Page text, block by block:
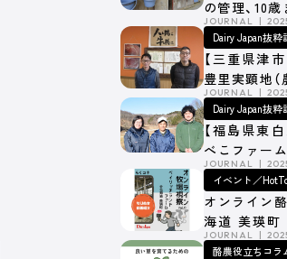
の管理、10
JOURNAL
Dairy Japan抜粋
【三重県津
豊里実顕地（
細かな寒冷・
JOURNAL
Dairy Japan抜粋
【福島県東
べこファー
営の挑戦
JOURNAL
イベント／
オンライン
海道 美瑛町
ファーム】
JOURNAL
酪農役立ちコラ